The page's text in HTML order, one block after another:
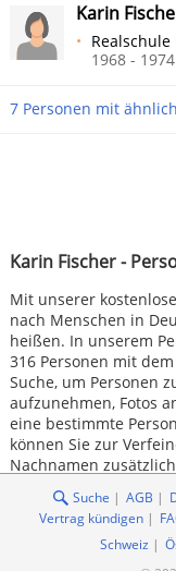
Karin Fischer -
Mit unserer
nach Menschen in
heißen. In unserem
316 Personen mit
Suche, um Personen
aufzunehmen, Fotos
eine bestimmte
können Sie zur
Nachnamen
Karin
Realschule
1968 - 1974
7 Personen mit
Suche AGB
Vertrag kündigen
Schweiz